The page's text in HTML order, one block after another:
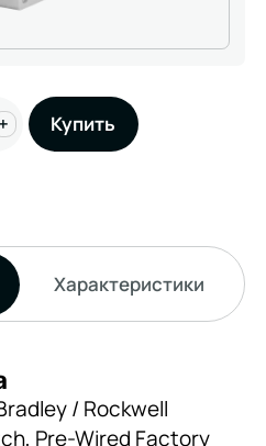
+ Купить
Характеристики
/ Rockwell
Pre-Wired Factory